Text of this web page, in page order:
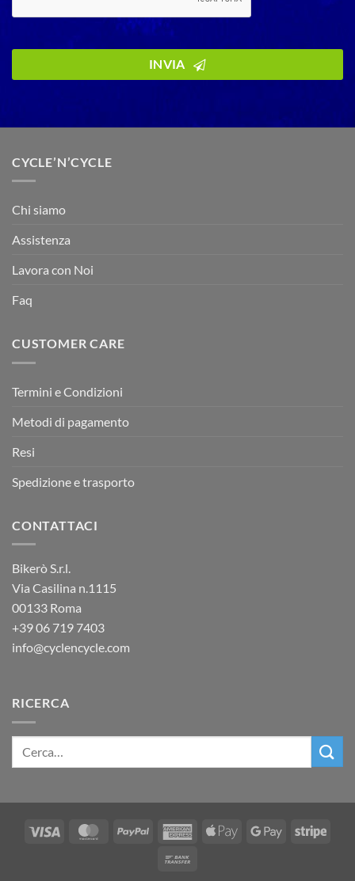
INVIA
CYCLE’N’CYCLE
Chi siamo
Assistenza
Lavora con Noi
Faq
CUSTOMER CARE
Termini e Condizioni
Metodi di pagamento
Resi
Spedizione e trasporto
CONTATTACI
Bikerò S.r.l.
Via Casilina n.1115
00133 Roma
+3906 719 7403
info@cyclencycle.com
RICERCA
Visa MasterCardPayPal
AmericanApple
Google
Stripe